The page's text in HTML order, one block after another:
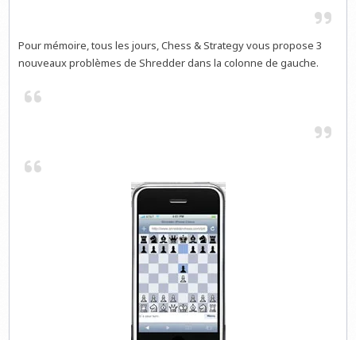
Pour mémoire, tous les jours, Chess & Strategy vous propose 3
nouveaux problèmes de Shredder dans la colonne de gauche.